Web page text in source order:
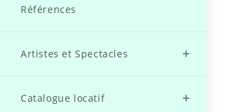
Références
Artistes et Spectacles
Catalogue locatif